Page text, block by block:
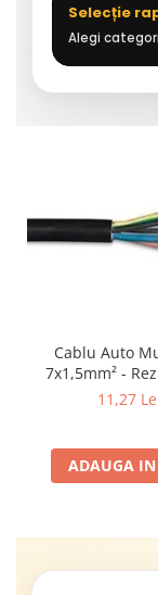
Selecție
Alegi
Cablu Auto
7x1,5mm² -
Flexibil pentru11,27
ADAUGA IN